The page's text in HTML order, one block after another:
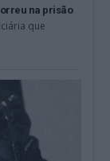
na prisão
que